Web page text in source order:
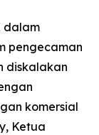
dalam
pengecaman
diskalakan
komersial
Ketua